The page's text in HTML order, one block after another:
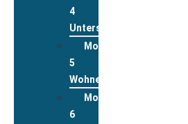
4
Unterstützungsleistungen
Modul
5
Wohnen
Modul
6